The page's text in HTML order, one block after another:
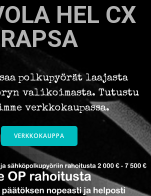
HEL CX
RAPSA
polkupyörät laajasta
valikoimasta. Tutustu
verkkokaupassa.
VERKKOKAUPPA